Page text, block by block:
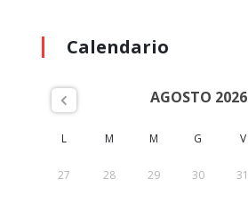
Calendario
AGOSTO 2026
L M M G V
27 28 29 30 31